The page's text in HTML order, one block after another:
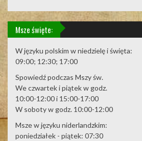
Msze święte:
W języku polskim w niedzielę i święta:
09:00; 12:30; 17:00
Spowiedź podczas Mszy św.
We czwartek i piątek w godz.
10:00-12:00 i 15:00-17:00
W soboty w godz. 10:00-12:00
Msze w języku niderlandzkim:
poniedziałek - piątek: 07:30